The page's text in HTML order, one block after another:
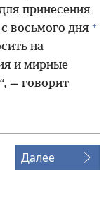
принесения
восьмого дня +
на
и мирные
“, — говорит
Далее